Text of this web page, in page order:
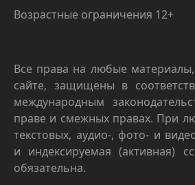
Возрастные ограничения 12+
Все права на любые
сайте, защищены в
международным
праве и смежных правах. При
текстовых, аудио-, фото- и
и индексируемая (активная)
обязательна.